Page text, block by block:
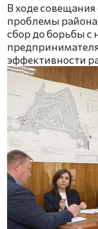
В ходе
проблемы района
сбор до борьбы с
эффективности